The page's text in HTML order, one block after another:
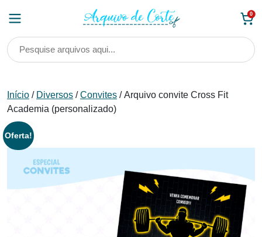
0
Início / Diversos /Convites / Arquivo convite Cross Fit
Academia (personalizado)
Oferta!